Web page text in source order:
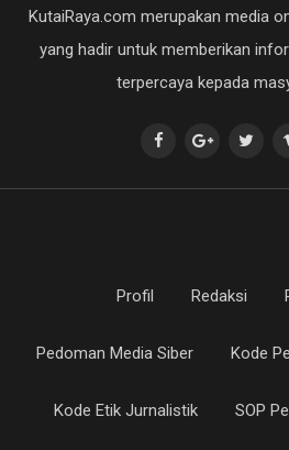
KutaiRaya.com merupakan media
yang hadir untuk memberikan
terpercaya kepada
Profil Redaksi
Pedoman Media Siber Kode
Kode Etik Jurnalistik SOP